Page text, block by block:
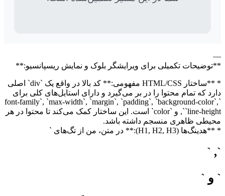
—
**توضیحات تکمیلی برای ویرایشگر بلوک و نمایش ریسپانسیو:**
* **ساختار HTML/CSS مفهومی:** کد بالا در واقع یک `div` اصلی
دارد که تمام محتوا را در بر می‌گیرد و دارای استایل‌های کلی برای
`font-family`, `max-width`, `margin`, `padding`, `background-color`,
`line-height`, و `color` است. این ساختار کمک می‌کند تا محتوا در هر
محیطی ظاهری منسجم داشته باشد.
* **هدینگ‌ها (H1, H2, H3):** در متن، من از تگ‌های `
`, `
` و `